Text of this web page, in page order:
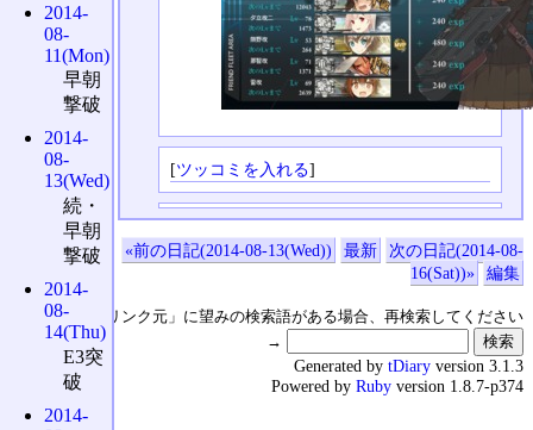
[ツッコミを入れる]
«前の日記(2014-08-13(Wed)) 最新
次の日記(2014-08-
16(Sat))»
編集
↑の「本日のリンク元」に望みの検索語がある場合、再検索してください
→
2014-
08-
11(Mon)
早朝
撃破
2014-
08-
13(Wed)
続・
早朝
撃破
2014-
08-
14(Thu)
E3突
破
2014-
Generated by tDiary version 3.1.3
Powered by Ruby version 1.8.7-p374